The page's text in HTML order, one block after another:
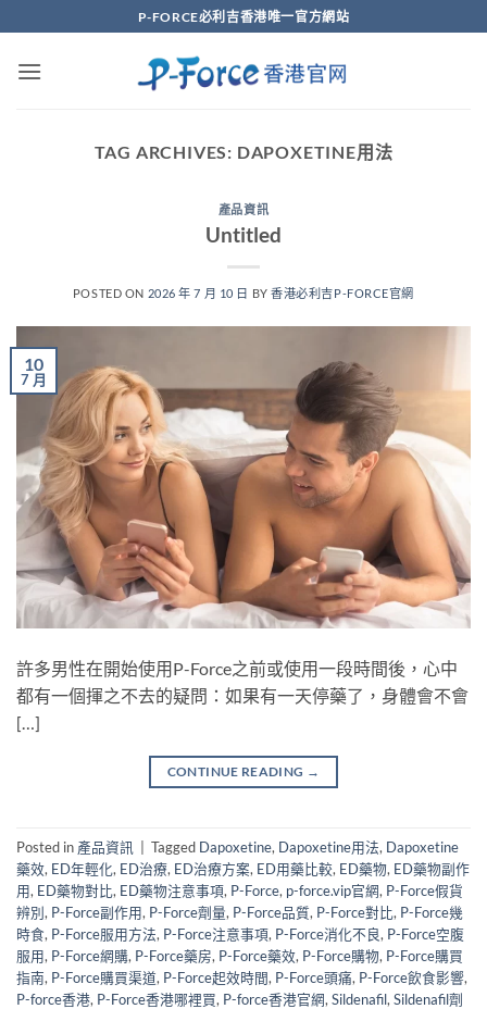
to
content
P-FORCE必利吉香港唯一官方網站
TAG ARCHIVES: DAPOXETINE用法
產品資訊
Untitled
POSTED ON 2026 年 7 月 10 日 BY香港必利吉P-FORCE官網
10
7 月
許多男性在開始使用P-Force之前或使用一段時間後，心中
都有一個揮之不去的疑問：如果有一天停藥了，身體會不會
[…]
CONTINUE READING →
Posted in 產品資訊 Tagged Dapoxetine, Dapoxetine用法, Dapoxetine
藥效, ED年輕化, ED治療, ED治療方案, ED用藥比較, ED藥物, ED藥物副作
用, ED藥物對比, ED藥物注意事項, P-Force, p-force.vip官網, P-Force假貨
辨別, P-Force副作用, P-Force劑量, P-Force品質, P-Force對比, P-Force幾
時食, P-Force服用方法, P-Force注意事項, P-Force消化不良, P-Force空腹
服用, P-Force網購, P-Force藥房, P-Force藥效, P-Force購物, P-Force購買
指南, P-Force購買渠道, P-Force起效時間, P-Force頭痛, P-Force飲食影響,
P-force香港, P-Force香港哪裡買, P-force香港官網, Sildenafil, Sildenafil劑